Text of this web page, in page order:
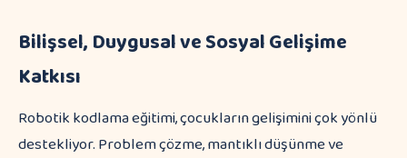
Bilişsel, Duygusal ve Sosyal Gelişime
Katkısı
Robotik kodlama eğitimi, çocukların gelişimini çok yönlü
destekliyor. Problem çözme, mantıklı düşünme ve